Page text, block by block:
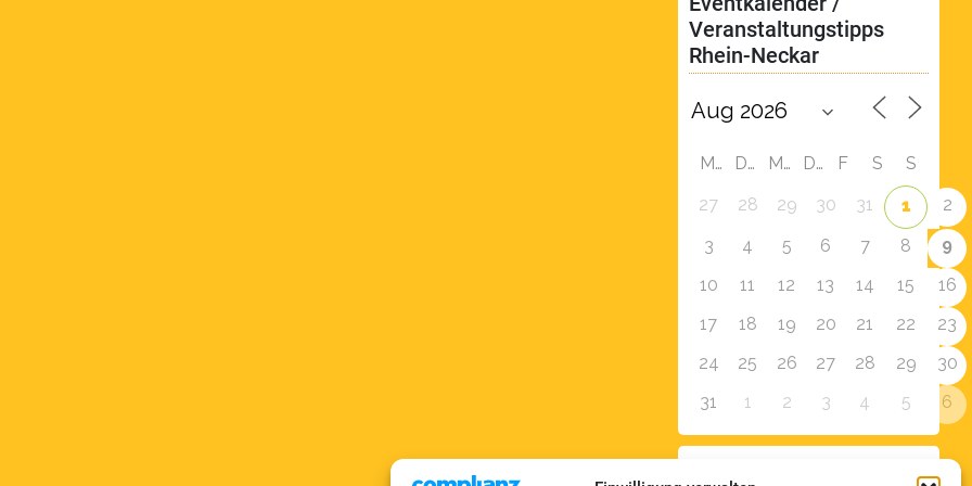
Veranstaltungstipps
Rhein-Neckar
M D M D F S
S
27
28 29 30 31 1
2
3
4 5 6 7 8
9
10
11 12 13 14 15
16
17
18 19 20 21 22
23
24
25 26 27 28 29
30
31
1 2 3 4 5 6